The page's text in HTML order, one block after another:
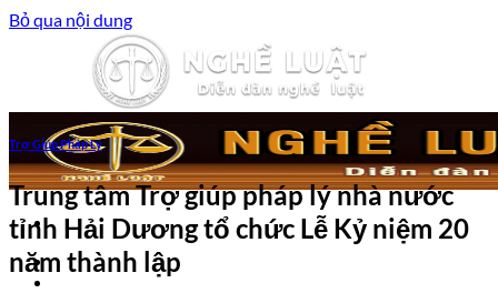
Bỏ qua nội dung
Trang chủ
Luật sư tư vấn
Trợ Giúp Pháp Lý
Trung tâm Trợ giúp pháp lý nhà nước
tỉnh Hải Dương tổ chức Lễ Kỷ niệm 20
năm thành lập